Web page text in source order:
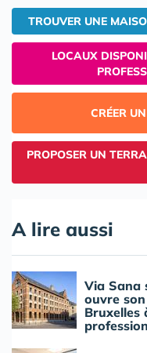
TROUVER UNE
LOCAUX
CRÉER
PROPOSER UN
A lire aussi
Via Sana
ouvre
Bruxelles